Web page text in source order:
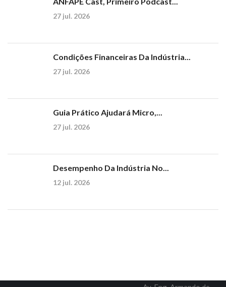
27 jul. 2026
Condições Financeiras Da Indústria...
27 jul. 2026
Guia Prático Ajudará Micro,...
27 jul. 2026
Desempenho Da Indústria No...
12 jul. 2026